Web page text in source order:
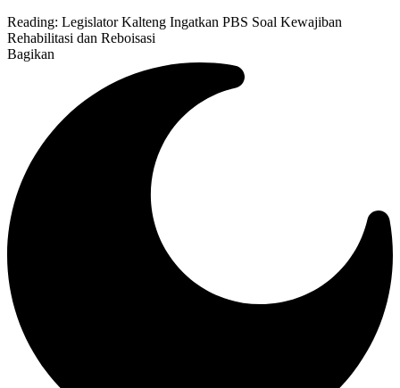
Reading: Legislator Kalteng Ingatkan PBS Soal Kewajiban
Rehabilitasi dan Reboisasi
Bagikan